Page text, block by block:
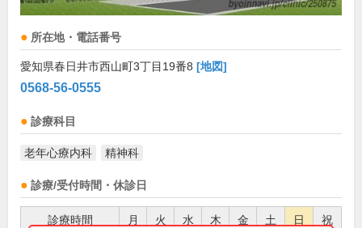
所在地・電話番号
愛知県春日井市西山町3丁目19番8 [地図]
0568-56-0555
診療科目
老年心療内科 精神科
診療/受付時間・休診日
診療時間 月 火 水 木 金 土 日 祝